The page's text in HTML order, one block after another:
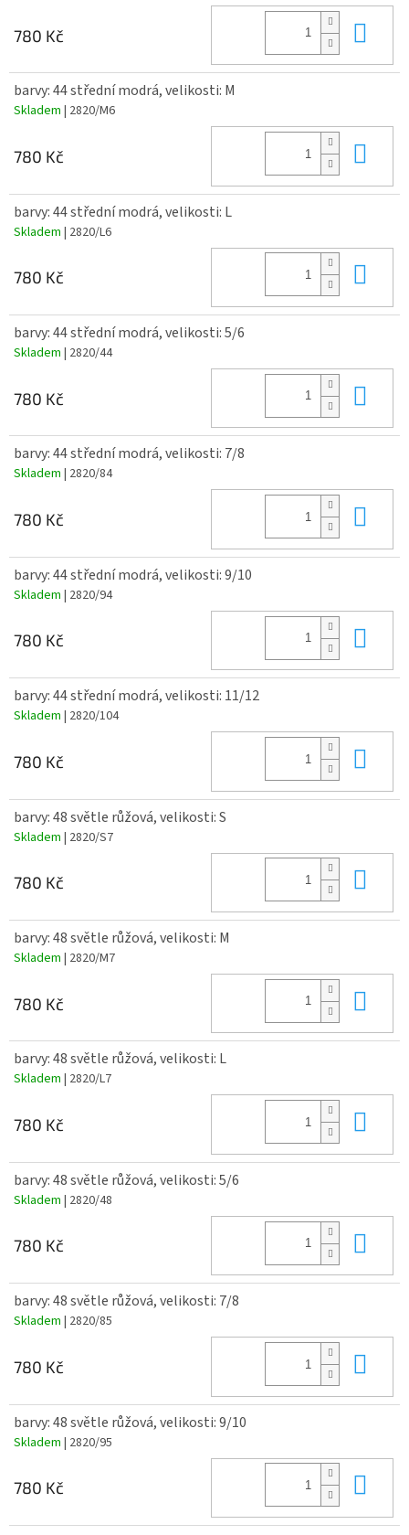
780 Kč
barvy: 44 střední modrá, velikosti: M
Skladem | 2820/M6
780 Kč
barvy: 44 střední modrá, velikosti: L
Skladem | 2820/L6
780 Kč
barvy: 44 střední modrá, velikosti: 5/6
Skladem | 2820/44
780 Kč
barvy: 44 střední modrá, velikosti: 7/8
Skladem | 2820/84
780 Kč
barvy: 44 střední modrá, velikosti: 9/10
Skladem | 2820/94
780 Kč
barvy: 44 střední modrá, velikosti: 11/12
Skladem | 2820/104
780 Kč
barvy: 48 světle růžová, velikosti: S
Skladem | 2820/S7
780 Kč
barvy: 48 světle růžová, velikosti: M
Skladem | 2820/M7
780 Kč
barvy: 48 světle růžová, velikosti: L
Skladem | 2820/L7
780 Kč
barvy: 48 světle růžová, velikosti: 5/6
Skladem | 2820/48
780 Kč
barvy: 48 světle růžová, velikosti: 7/8
Skladem | 2820/85
780 Kč
barvy: 48 světle růžová, velikosti: 9/10
Skladem | 2820/95
780 Kč